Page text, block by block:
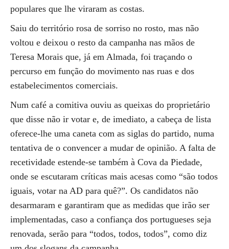
populares que lhe viraram as costas.
Saiu do território rosa de sorriso no rosto, mas não
voltou e deixou o resto da campanha nas mãos de
Teresa Morais que, já em Almada, foi traçando o
percurso em função do movimento nas ruas e dos
estabelecimentos comerciais.
Num café a comitiva ouviu as queixas do proprietário
que disse não ir votar e, de imediato, a cabeça de lista
oferece-lhe uma caneta com as siglas do partido, numa
tentativa de o convencer a mudar de opinião. A falta de
recetividade estende-se também à Cova da Piedade,
onde se escutaram críticas mais acesas como “são todos
iguais, votar na AD para quê?”. Os candidatos não
desarmaram e garantiram que as medidas que irão ser
implementadas, caso a confiança dos portugueses seja
renovada, serão para “todos, todos, todos”, como diz